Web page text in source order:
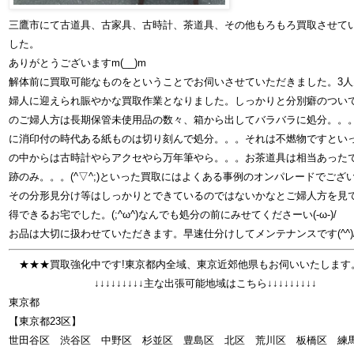
三鷹市にて古道具、古家具、古時計、茶道具、その他もろもろ買取させて
した。
ありがとうございますm(__)m
解体前に買取可能なものをということでお伺いさせていただきました。3
婦人に迎えられ賑やかな買取作業となりました。しっかりと分別癖のつい
のご婦人方は長期保管未使用品の数々、箱から出してバラバラに処分。。
に消印付の時代ある紙ものは切り刻んで処分。。。それは不燃物ですとい
の中からは古時計やらアクセやら万年筆やら。。。お茶道具は相当あった
跡のみ。。。(^▽^;)といった買取にはよくある事例のオンパレードでござ
その分形見分け等はしっかりとできているのではないかなとご婦人方を見
得できるお宅でした。(;^ω^)なんでも処分の前にみせてくださーい(-ω-)/
お品は大切に扱わせていただきます。早速仕分けしてメンテナンスです
★★★買取強化中です!東京都内全域、東京近郊他県もお伺いいたしま
↓↓↓↓↓↓↓↓↓主な出張可能地域はこちら↓↓↓↓↓↓↓↓↓
東京都
【東京都23区】
世田谷区 渋谷区 中野区 杉並区 豊島区 北区 荒川区 板橋区